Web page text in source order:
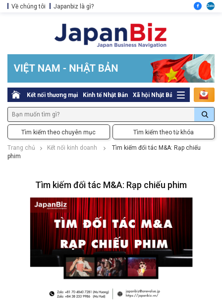
Về chúng tôi Japanbiz là gì?
Kết nối thương mại Kinh tế Nhật Bản Xã hội Nhật Bản Thủ tục pháp
Tìm kiếm theo chuyên mục Tìm kiếm theo từ khóa
Trang chủ Kết nối kinh doanh
Tìm kiếm đối tác M&A: Rạp chiếu
phim
Tìm kiếm đối tác M&A: Rạp chiếu phim